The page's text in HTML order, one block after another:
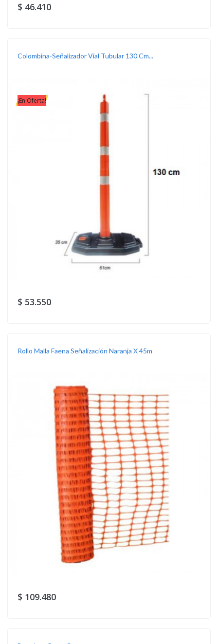
$ 46.410
Colombina-Señalizador Vial Tubular 130 Cm...
¡En Oferta!
$ 53.550
Rollo Malla Faena Señalización Naranja X 45m
$ 109.480